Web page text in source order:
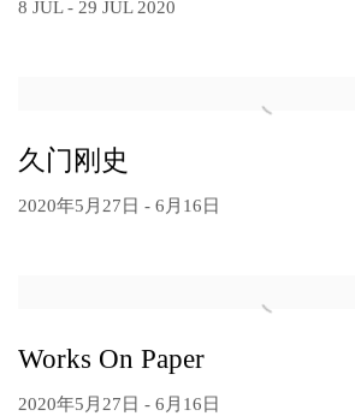
8 JUL - 29 JUL 2020
久门刚史
2020年5月27日 - 6月16日
Works On Paper
2020年5月27日 - 6月16日